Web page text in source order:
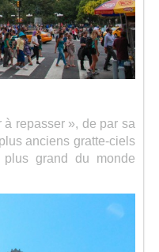
à repasser », de par sa
anciens gratte-ciels
grand du monde